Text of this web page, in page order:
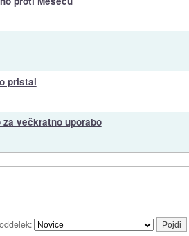
pristal
večkratno uporabo
oddelek: